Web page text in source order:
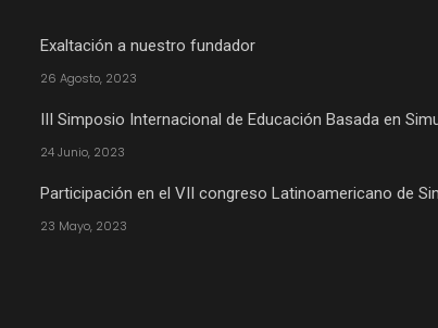
Exaltación a nuestro fundador
26 Agosto, 2023
III Simposio Internacional de Educación Basada en
24 Junio, 2023
Participación en el VII congreso Latinoamericano de
23 Mayo, 2023